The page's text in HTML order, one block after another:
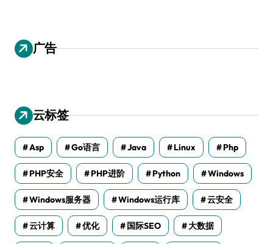
广告
云标签
Asp Go语言 Java Linux Php
PHP安全 PHP进阶 Python Windows
Windows服务器 Windows运行库 云安全
云计算 优化 国际SEO 大数据